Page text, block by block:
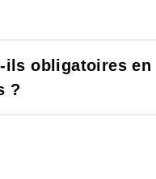
ils obligatoires en
?